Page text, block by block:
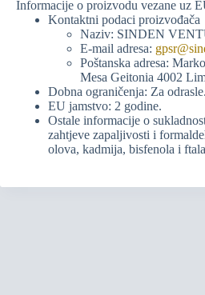
Informacije o proizvodu vezane uz
Kontaktni podaci proizvođača
Naziv: SINDEN
E-mail adresa:
Poštanska adresa:
Mesa Geitonia 4002
Dobna ograničenja: Za odrasle.
EU jamstvo: 2 godine.
Ostale informacije o
zahtjeve zapaljivosti i
olova, kadmija, bisfenola i